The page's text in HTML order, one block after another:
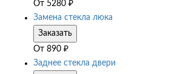
От 5280 ₽
Замена стекла люка
Заказать
От 890 ₽
Заднее стекла двери